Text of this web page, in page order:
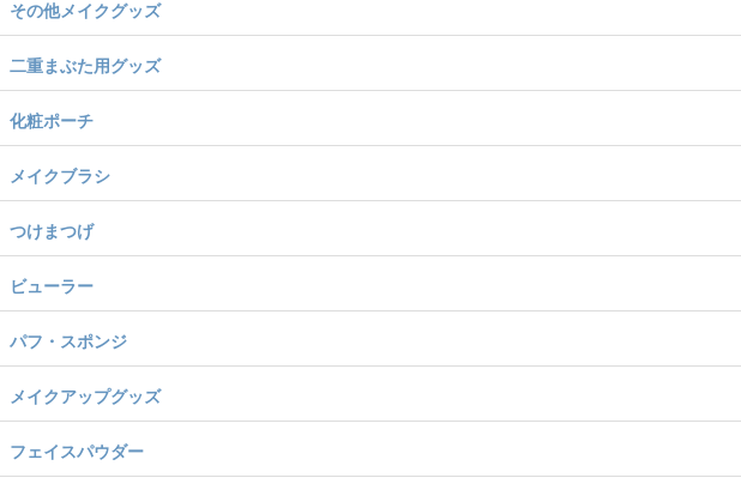
その他メイクグッズ
二重まぶた用グッズ
化粧ポーチ
メイクブラシ
つけまつげ
ビューラー
パフ・スポンジ
メイクアップグッズ
フェイスパウダー